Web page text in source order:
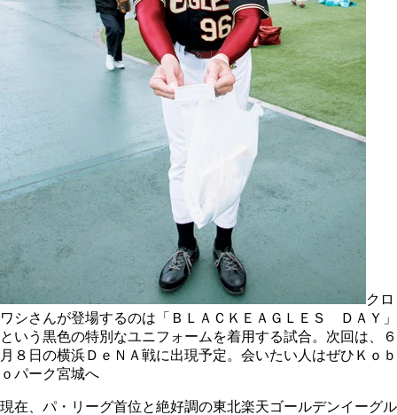
クロ
ワシさんが登場するのは「ＢＬＡＣＫＥＡＧＬＥＳ ＤＡＹ」
という黒色の特別なユニフォームを着用する試合。次回は、６
月８日の横浜ＤｅＮＡ戦に出現予定。会いたい人はぜひＫｏｂ
ｏパーク宮城へ
現在、パ・リーグ首位と絶好調の東北楽天ゴールデンイーグル